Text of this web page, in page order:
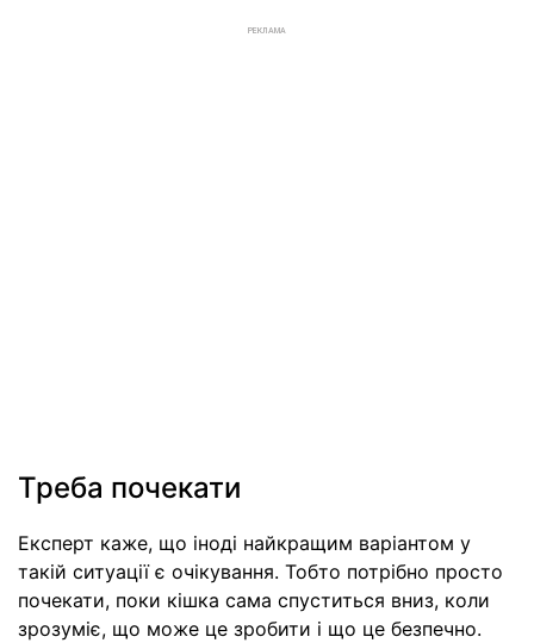
РЕКЛАМА
Треба почекати
Експерт каже, що іноді найкращим варіантом у
такій ситуації є очікування. Тобто потрібно просто
почекати, поки кішка сама спуститься вниз, коли
зрозуміє, що може це зробити і що це безпечно.